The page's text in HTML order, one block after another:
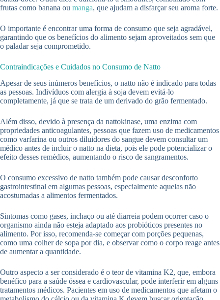
frutas como banana ou manga, que ajudam a disfarçar seu aroma forte.
O importante é encontrar uma forma de consumo que seja agradável,
garantindo que os benefícios do alimento sejam aproveitados sem que
o paladar seja comprometido.
Contraindicações e Cuidados no Consumo de Natto
Apesar de seus inúmeros benefícios, o natto não é indicado para todas
as pessoas. Indivíduos com alergia à soja devem evitá-lo
completamente, já que se trata de um derivado do grão fermentado.
Além disso, devido à presença da nattokinase, uma enzima com
propriedades anticoagulantes, pessoas que fazem uso de medicamentos
como varfarina ou outros diluidores do sangue devem consultar um
médico antes de incluir o natto na dieta, pois ele pode potencializar o
efeito desses remédios, aumentando o risco de sangramentos.
O consumo excessivo de natto também pode causar desconforto
gastrointestinal em algumas pessoas, especialmente aquelas não
acostumadas a alimentos fermentados.
Sintomas como gases, inchaço ou até diarreia podem ocorrer caso o
organismo ainda não esteja adaptado aos probióticos presentes no
alimento. Por isso, recomenda-se começar com porções pequenas,
como uma colher de sopa por dia, e observar como o corpo reage antes
de aumentar a quantidade.
Outro aspecto a ser considerado é o teor de vitamina K2, que, embora
benéfico para a saúde óssea e cardiovascular, pode interferir em alguns
tratamentos médicos. Pacientes em uso de medicamentos que afetam o